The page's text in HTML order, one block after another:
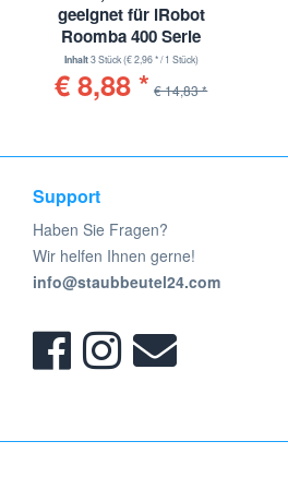
geeignet für iRobot
Roomba 400 Serie
Inhalt3 Stück(€ 2,96 * / 1 Stück)
€ 8,88 * € 14,83 *
Support
Haben Sie Fragen?
Wir helfen Ihnen gerne!
info@staubbeutel24.com